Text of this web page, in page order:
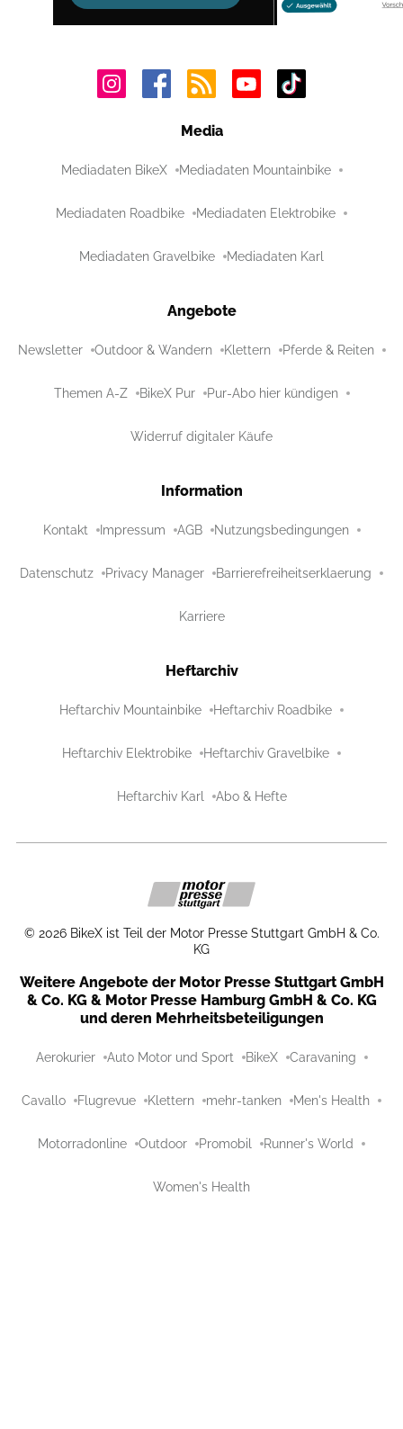
Media
Mediadaten BikeX Mediadaten Mountainbike
Mediadaten Roadbike Mediadaten Elektrobike
Mediadaten Gravelbike Mediadaten Karl
Angebote
Newsletter Outdoor & Wandern Klettern Pferde & Reiten
Themen A-Z BikeX Pur Pur-Abo hier kündigen
Widerruf digitaler Käufe
Information
Kontakt Impressum AGB Nutzungsbedingungen
Datenschutz Privacy Manager Barrierefreiheitserklaerung
Karriere
Heftarchiv
Heftarchiv Mountainbike Heftarchiv Roadbike
Heftarchiv Elektrobike Heftarchiv Gravelbike
Heftarchiv Karl Abo & Hefte
© 2026 BikeX ist Teil der Motor Presse Stuttgart GmbH & Co.
KG
Weitere Angebote der Motor Presse Stuttgart GmbH
& Co. KG & Motor Presse Hamburg GmbH & Co. KG
und deren Mehrheitsbeteiligungen
Aerokurier Auto Motor und Sport BikeX Caravaning
Cavallo Flugrevue Klettern mehr-tanken Men's Health
Motorradonline Outdoor Promobil Runner's World
Women's Health